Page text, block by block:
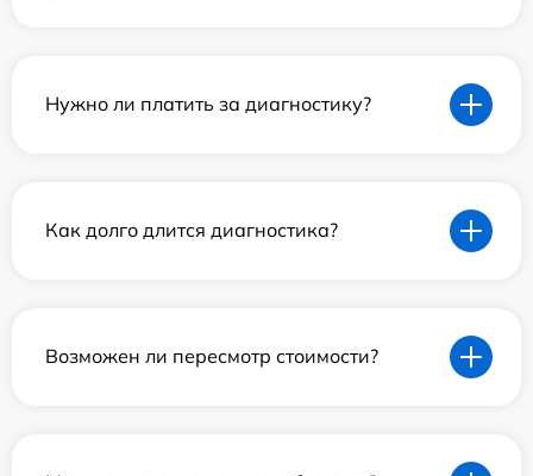
Нужно ли платить за диагностику?
Как долго длится диагностика?
Возможен ли пересмотр стоимости?